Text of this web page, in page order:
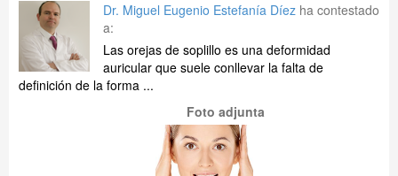
Dr. Miguel Eugenio Estefanía Díez ha contestado
a:
Las orejas de soplillo es una deformidad
auricular que suele conllevar la falta de
definición de la forma ...
Foto adjunta